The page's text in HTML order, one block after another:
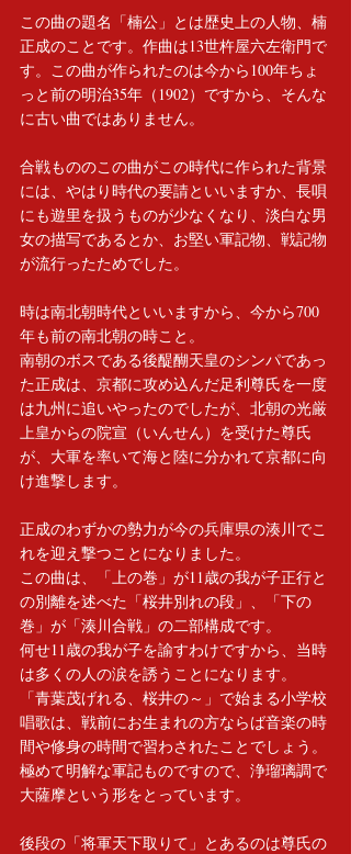
この曲の題名「楠公」とは歴史上の人物、楠
正成のことです。作曲は13世杵屋六左衛門で
す。この曲が作られたのは今から100年ちょ
っと前の明治35年（1902）ですから、そんな
に古い曲ではありません。
合戦もののこの曲がこの時代に作られた背景
には、やはり時代の要請といいますか、長唄
にも遊里を扱うものが少なくなり、淡白な男
女の描写であるとか、お堅い軍記物、戦記物
が流行ったためでした。
時は南北朝時代といいますから、今から700
年も前の南北朝の時こと。
南朝のボスである後醍醐天皇のシンパであっ
た正成は、京都に攻め込んだ足利尊氏を一度
は九州に追いやったのでしたが、北朝の光厳
上皇からの院宣（いんせん）を受けた尊氏
が、大軍を率いて海と陸に分かれて京都に向
け進撃します。
正成のわずかの勢力が今の兵庫県の湊川でこ
れを迎え撃つことになりました。
この曲は、「上の巻」が11歳の我が子正行と
の別離を述べた「桜井別れの段」、「下の
巻」が「湊川合戦」の二部構成です。
何せ11歳の我が子を諭すわけですから、当時
は多くの人の涙を誘うことになります。
「青葉茂げれる、桜井の～」で始まる小学校
唱歌は、戦前にお生まれの方ならば音楽の時
間や修身の時間で習わされたことでしょう。
極めて明解な軍記ものですので、浄瑠璃調で
大薩摩という形をとっています。
後段の「将軍天下取りて」とあるのは尊氏の